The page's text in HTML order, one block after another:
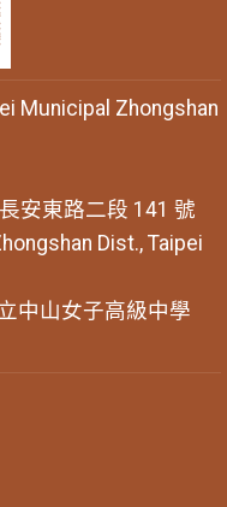
Municipal Zhongshan
安東路二段 141 號
Dist., Taipei
中山女子高級中學